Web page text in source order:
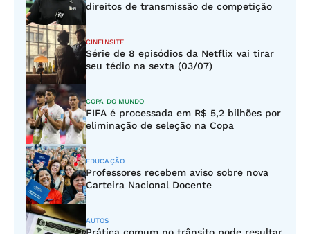
direitos de transmissão de competição
CINEINSITE
Série de 8 episódios da Netflix vai tirar
seu tédio na sexta (03/07)
COPA DO MUNDO
FIFA é processada em R$ 5,2 bilhões por
eliminação de seleção na Copa
EDUCAÇÃO
Professores recebem aviso sobre nova
Carteira Nacional Docente
AUTOS